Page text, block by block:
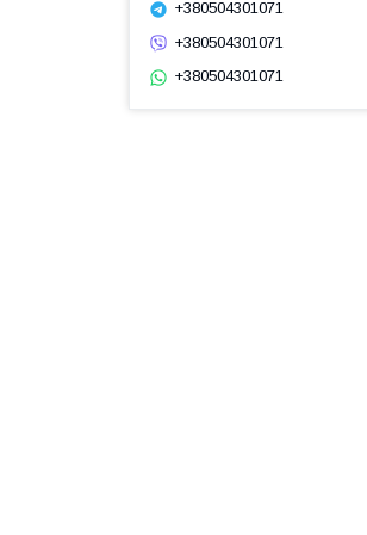
+380504301071
+380504301071
+380504301071